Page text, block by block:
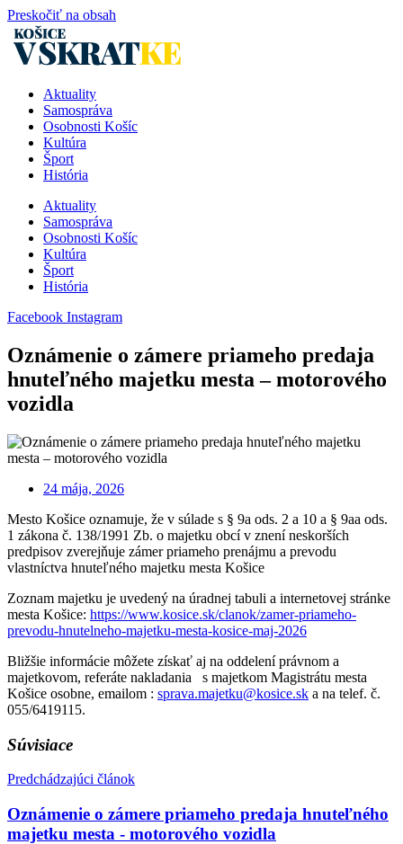
Preskočiť na obsah
Aktuality
Samospráva
Osobnosti Košíc
Kultúra
Šport
História
Aktuality
Samospráva
Osobnosti Košíc
Kultúra
Šport
História
Facebook Instagram
Oznámenie o zámere priameho predaja
hnuteľného majetku mesta – motorového
vozidla
24 mája, 2026
Mesto Košice oznamuje, že v súlade s § 9a ods. 2 a 10 a § 9aa ods.
1 zákona č. 138/1991 Zb. o majetku obcí v znení neskorších
predpisov zverejňuje zámer priameho prenájmu a prevodu
vlastníctva hnuteľného majetku mesta Košice
Zoznam majetku je uvedený na úradnej tabuli a internetovej stránke
mesta Košice: https://www.kosice.sk/clanok/zamer-priameho-
prevodu-hnutelneho-majetku-mesta-kosice-maj-2026
Bližšie informácie môžete získať aj na oddelení právnom a
majetkovom, referáte nakladania s majetkom Magistrátu mesta
Košice osobne, emailom : sprava.majetku@kosice.sk a na telef. č.
055/6419115.
Súvisiace
Predchádzajúci článok
Oznámenie o zámere priameho predaja hnuteľného
majetku mesta - motorového vozidla